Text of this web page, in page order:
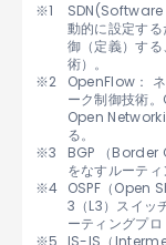
動的に設定す
御（定義）す
術）。
OpenFlow：
ーク制御技術
Open
る。
BGP （Border
をなすルーティ
OSPF（Open
3（L3）スイッ
ーティングプロ
IS-IS（